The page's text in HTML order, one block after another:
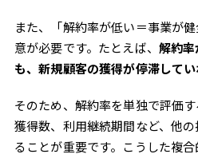
また、「解約率が低い＝事業が
意が必要です。たとえば、 解約
も、新規顧客の獲得が停滞してい
そのため、解約率を単独で評価
獲得数、利用継続期間など、他
ることが重要です。こうした複